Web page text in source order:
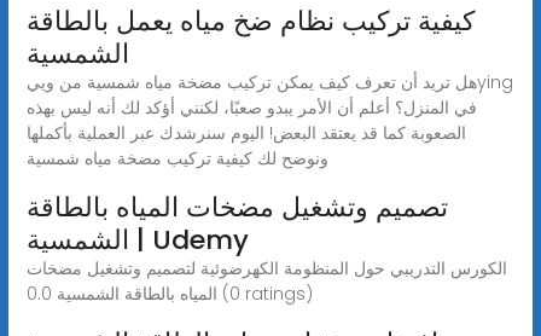
كيفية تركيب نظام ضخ مياه يعمل بالطاقة
الشمسية
هل تريد أن تعرف كيف يمكن تركيب مضخة مياه شمسية من وييying
في المنزل؟ أعلم أن الأمر يبدو صعبًا، لكنني أؤكد لك أنه ليس بهذه
الصعوبة كما قد يعتقد البعض! اليوم سنرشدك عبر العملية بأكملها
ونوضح لك كيفية تركيب مضخة مياه شمسية
تصميم وتشغيل مضخات المياه بالطاقة
الشمسية | Udemy
الكورس التدريبي حول المنظومة الكهرضوئية لتصميم وتشغيل مضخات
المياه بالطاقة الشمسية 0.0 (0 ratings)